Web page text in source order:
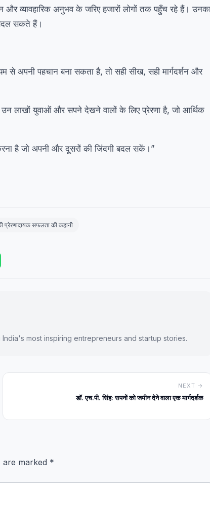
और व्यावहारिक अनुभव के जरिए हजारों लोगों तक पहुँच रहे हैं।
बदल सकते हैं।
से अपनी पहचान बना सकता है, तो सही सीख, सही मार्गदर्शन और
लाखों युवाओं और सपने देखने वालों के लिए प्रेरणा है, जो आर्थिक
है जो अपनी और दूसरों की जिंदगी बदल सकें।”
प्रेरणादायक सफलता की कहानी
most inspiring entrepreneurs and startup stories.
NEXT →
डॉ. एच.पी. सिंह: सपनों को जमीन देने वाला एक मार्गदर्शक
are marked *